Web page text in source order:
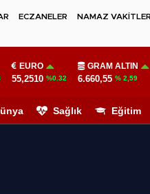
ECZANELER
NAMAZ
EURO
55,2510 %0.32
GRAM ALTIN
6.660,55 % 2,59
Sağlık Eğitim